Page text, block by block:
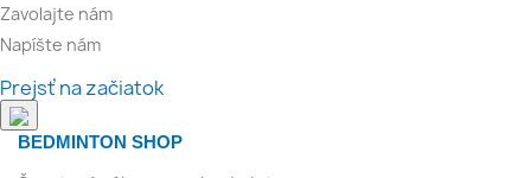
Zavolajte nám
Napíšte nám
Prejsť na začiatok
BEDMINTON SHOP